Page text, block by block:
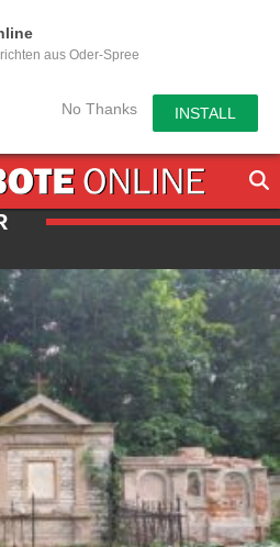
aus Oder-Spree
No Thanks INSTALL